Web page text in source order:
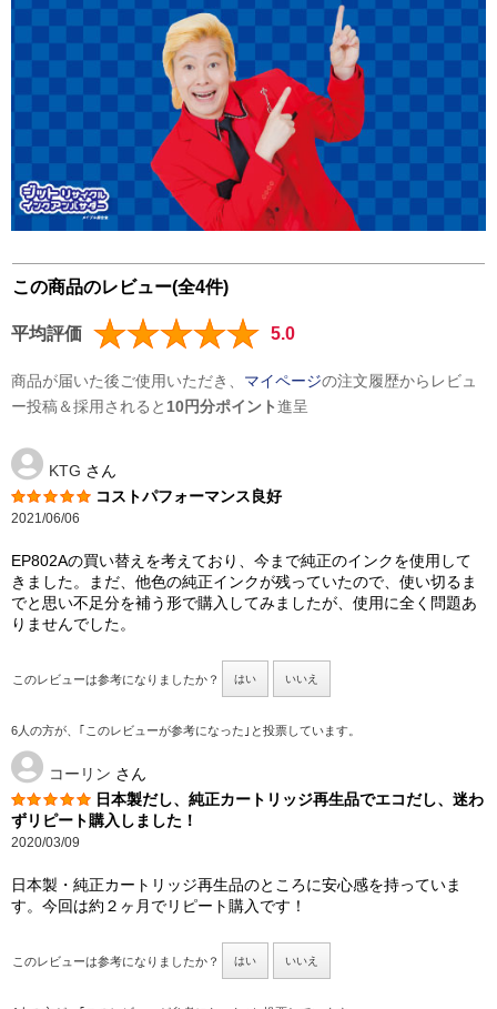
この商品のレビュー(全4件)
平均評価 5.0
商品が届いた後ご使用いただき、 マイページの注文履歴からレビュ
ー投稿＆採用されると 10円分ポイント進呈
KTG さん
コストパフォーマンス良好
2021/06/06
EP802Aの買い替えを考えており、今まで純正のインクを使用して
きました。まだ、他色の純正インクが残っていたので、使い切るま
でと思い不足分を補う形で購入してみましたが、使用に全く問題あ
りませんでした。
このレビューは参考になりましたか？ はい いいえ
6人の方が、｢このレビューが参考になった｣と投票しています。
コーリン さん
日本製だし、純正カートリッジ再生品でエコだし、迷わ
ずリピート購入しました！
2020/03/09
日本製・純正カートリッジ再生品のところに安心感を持っていま
す。今回は約２ヶ月でリピート購入です！
このレビューは参考になりましたか？ はい いいえ